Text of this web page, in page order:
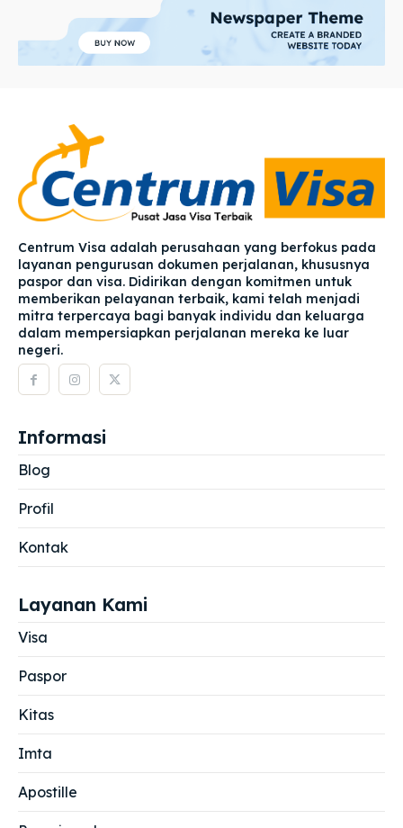
Centrum Visa adalah perusahaan yang berfokus pada
layanan pengurusan dokumen perjalanan, khususnya
paspor dan visa. Didirikan dengan komitmen untuk
memberikan pelayanan terbaik, kami telah menjadi
mitra terpercaya bagi banyak individu dan keluarga
dalam mempersiapkan perjalanan mereka ke luar
negeri.
Informasi
Blog
Profil
Kontak
Layanan Kami
Visa
Paspor
Kitas
Imta
Apostille